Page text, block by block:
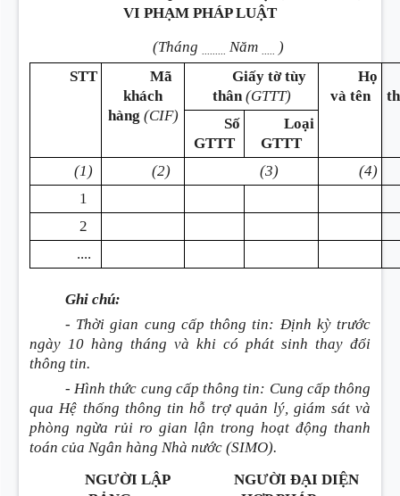
VI PHẠM PHÁP LUẬT
(Tháng
Năm
)
STT
Mã
khách
hàng (CIF)
Giấy tờ tùy
thân (GTTT)
Họ
và tên
Số
GTTT
Loại
GTTT
(1)
(2) (3)
(4)
1
2
....
Ghi chú:
- Thời gian cung cấp thông tin: Định kỳ trước
ngày 10 hàng tháng và khi có phát sinh thay đổi
thông tin.
- Hình thức cung cấp thông tin: Cung cấp thông
qua Hệ thống thông tin hỗ trợ quản lý, giám sát và
phòng ngừa rủi ro gian lận trong hoạt động thanh
toán của Ngân hàng Nhà nước (SIMO).
NGƯỜI LẬP
NGƯỜI ĐẠI DIỆN